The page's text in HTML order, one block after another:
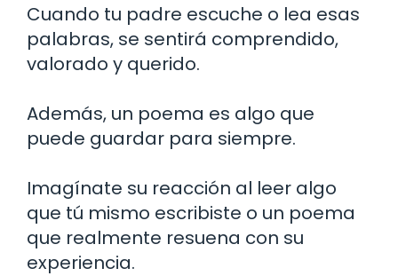
Cuando tu padre escuche o lea esas
palabras, se sentirá comprendido,
valorado y querido.
Además, un poema es algo que
puede guardar para siempre.
Imagínate su reacción al leer algo
que tú mismo escribiste o un poema
que realmente resuena con su
experiencia.